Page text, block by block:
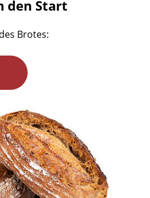
den Start
Brotes: